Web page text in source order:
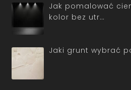
Jak pomalować
kolor bez utr…
Jaki grunt wybrać